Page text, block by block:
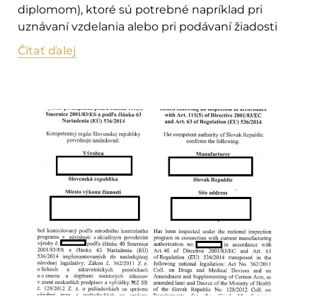
diplomom), ktoré sú potrebné napríklad pri
uznávaní vzdelania alebo pri podávaní žiadosti
Čítať ďalej